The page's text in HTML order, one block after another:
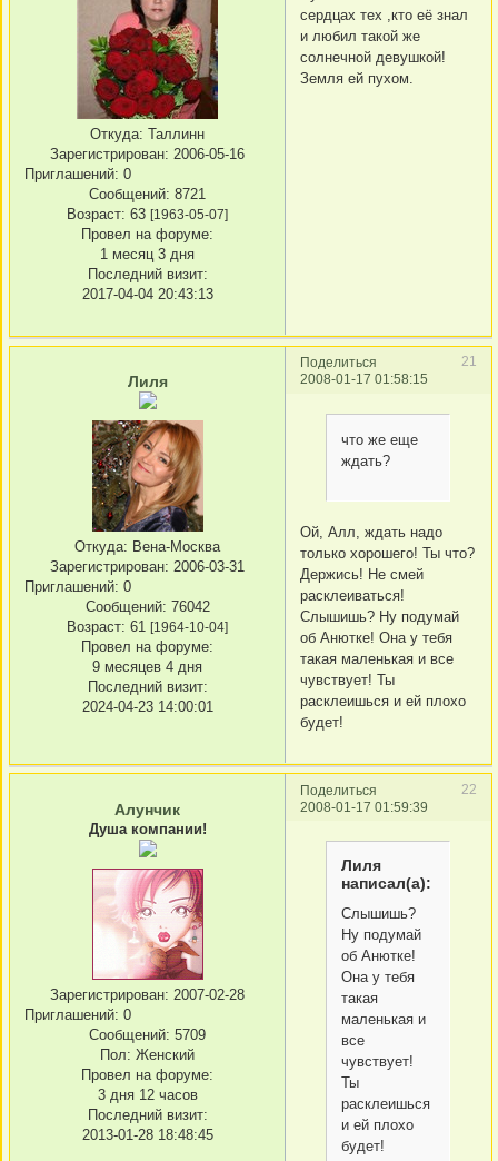
Откуда: Таллинн
Зарегистрирован: 2006-05-16
Приглашений: 0
Сообщений: 8721
Возраст: 63 [1963-05-07]
Провел на форуме:
1 месяц 3 дня
Последний визит:
2017-04-04 20:43:13
сердцах тех ,кто её знал
и любил такой же
солнечной девушкой!
Земля ей пухом.
Поделиться
21
2008-01-17 01:58:15
Лиля
Откуда: Вена-Москва
Зарегистрирован: 2006-03-31
Приглашений: 0
Сообщений: 76042
Возраст: 61 [1964-10-04]
Провел на форуме:
9 месяцев 4 дня
Последний визит:
2024-04-23 14:00:01
что же еще
ждать?
Ой, Алл, ждать надо
только хорошего! Ты что?
Держись! Не смей
расклеиваться!
Слышишь? Ну подумай
об Анютке! Она у тебя
такая маленькая и все
чувствует! Ты
расклеишься и ей плохо
будет!
Поделиться
22
2008-01-17 01:59:39
Алунчик
Душа компании!
Зарегистрирован: 2007-02-28
Приглашений: 0
Сообщений: 5709
Пол: Женский
Провел на форуме:
3 дня 12 часов
Последний визит:
2013-01-28 18:48:45
Лиля
написал(а):
Слышишь?
Ну подумай
об Анютке!
Она у тебя
такая
маленькая и
все
чувствует!
Ты
расклеишься
и ей плохо
будет!